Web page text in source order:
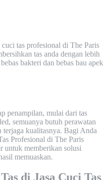
tas profesional di The Paris
tas anda dengan lebih
bakteri dan bebas bau apek
penampilan, mulai dari tas
semuanya butuh perawatan
terjaga kualitasnya. Bagi Anda
Profesional di The Paris
untuk memberikan solusi
memuaskan.
di Jasa Cuci Tas